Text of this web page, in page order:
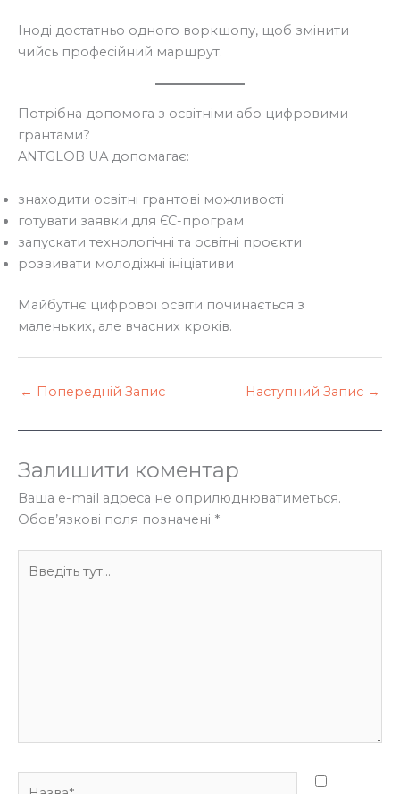
Іноді достатньо одного воркшопу, щоб змінити
чийсь професійний маршрут.
Потрібна допомога з освітніми або цифровими
грантами?
ANTGLOB UA допомагає:
знаходити освітні грантові можливості
готувати заявки для ЄС-програм
запускати технологічні та освітні проєкти
розвивати молодіжні ініціативи
Майбутнє цифрової освіти починається з
маленьких, але вчасних кроків.
← Попередній Запис Наступний Запис →
Залишити коментар
Ваша e-mail адреса не оприлюднюватиметься.
Обов’язкові поля позначені *
тут...